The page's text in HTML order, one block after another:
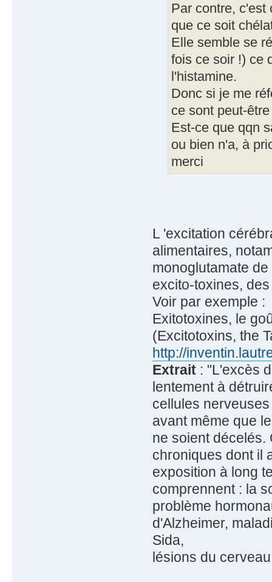
Par contre, c'est
que ce soit
Elle semble se
fois ce soir !) ce
l'histamine.
Donc si je me
ce sont peut-
Est-ce que qqn
ou bien n'a, à
merci
L 'excitation
alimentaires,
monoglutamate
excito-toxines,
Voir par exemple :
Exitotoxines, le
(Excitotoxins, the
http://
Extrait : "L'excès
lentement à
cellules
avant même que
ne soient
chroniques dont il
exposition à long
comprennent : la
problème
d'Alzheimer,
Sida,
lésions du